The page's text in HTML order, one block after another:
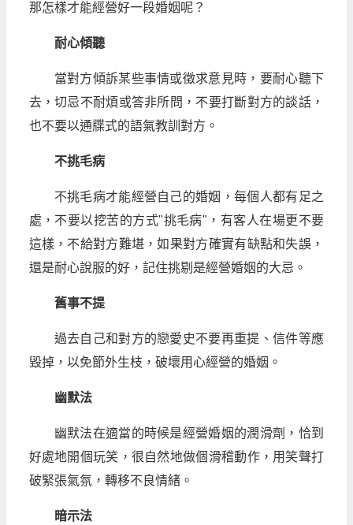
那怎樣才能經營好一段婚姻呢？
耐心傾聽
當對方傾訴某些事情或徵求意見時，要耐心聽下
去，切忌不耐煩或答非所問，不要打斷對方的談話，
也不要以通牒式的語氣教訓對方。
不挑毛病
不挑毛病才能經營自己的婚姻，每個人都有足之
處，不要以挖苦的方式"挑毛病"，有客人在場更不要
這樣，不給對方難堪，如果對方確實有缺點和失誤，
還是耐心說服的好，記住挑剔是經營婚姻的大忌。
舊事不提
過去自己和對方的戀愛史不要再重提、信件等應
毀掉，以免節外生枝，破壞用心經營的婚姻。
幽默法
幽默法在適當的時候是經營婚姻的潤滑劑，恰到
好處地開個玩笑，很自然地做個滑稽動作，用笑聲打
破緊張氣氛，轉移不良情緒。
暗示法